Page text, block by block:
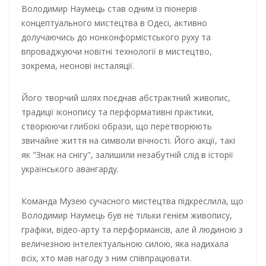
Володимир Наумець став одним із піонерів
концептуального мистецтва в Одесі, активно
долучаючись до нонконформістського руху та
впроваджуючи новітні технології в мистецтво,
зокрема, неонові інсталяції.
Його творчий шлях поєднав абстрактний живопис,
традиції іконопису та перформативні практики,
створюючи глибокі образи, що перетворюють
звичайне життя на символи вічності. Його акції, такі
як "Знак на снігу", залишили незабутній слід в історії
українського авангарду.
Команда Музею сучасного мистецтва підкреслила, що
Володимир Наумець був не тільки генієм живопису,
графіки, відео-арту та перформансів, але й людиною з
величезною інтелектуальною силою, яка надихала
всіх, хто мав нагоду з ним співпрацювати.